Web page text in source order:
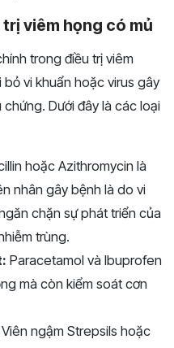
viêm họng có mủ
trong điều trị viêm
vi khuẩn hoặc virus gây
Dưới đây là các loại
hoặc Azithromycin là
nhân gây bệnh là do vi
chặn sự phát triển của
trùng.
Paracetamol và Ibuprofen
mà còn kiểm soát cơn
Viên ngậm Strepsils hoặc